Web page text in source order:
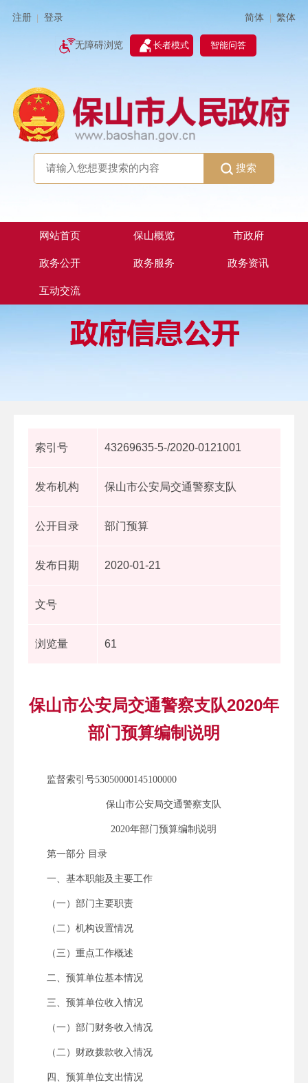
注册 登录 简体 | 繁体
无障碍浏览 长者模式 智能问答
搜索
网站首页 保山概览 市政府
政务公开 政务服务 政务资讯
互动交流
索引号 43269635-5-/2020-0121001
发布机构 保山市公安局交通警察支队
公开目录 部门预算
发布日期 2020-01-21
文号
浏览量 61
保山市公安局交通警察支队2020年
部门预算编制说明
监督索引号53050000145100000
保山市公安局交通警察支队
2020年部门预算编制说明
第一部分 目录
一、基本职能及主要工作
（一）部门主要职责
（二）机构设置情况
（三）重点工作概述
二、预算单位基本情况
三、预算单位收入情况
（一）部门财务收入情况
（二）财政拨款收入情况
四、预算单位支出情况